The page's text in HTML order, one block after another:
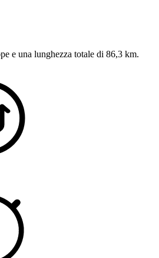
e una lunghezza totale di 86,3 km.